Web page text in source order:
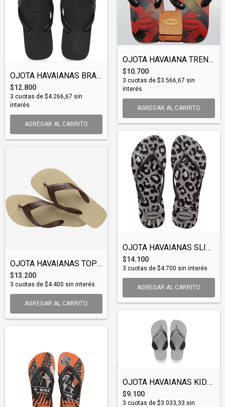
OJOTA HAVAIANAS BRAZIL (OJOHAV003)
$12.800
3 cuotas de $4.266,67 sin
interés
AGREGAR AL CARRITO
OJOTA HAVAIANA TREND (OJOHAV005)
$10.700
3 cuotas de $3.566,67 sin
interés
AGREGAR AL CARRITO
OJOTA HAVAIANAS TOP MAX (OJOHAV015)
$13.200
3 cuotas de $4.400 sin interés
AGREGAR AL CARRITO
OJOTA HAVAIANAS SLIM ANIMALS (OJOHAV014)
$14.100
3 cuotas de $4.700 sin interés
AGREGAR AL CARRITO
OJOTA HAVAIANAS KIDS MAX (OJOHAV007)
$9.100
3 cuotas de $3.033,33 sin